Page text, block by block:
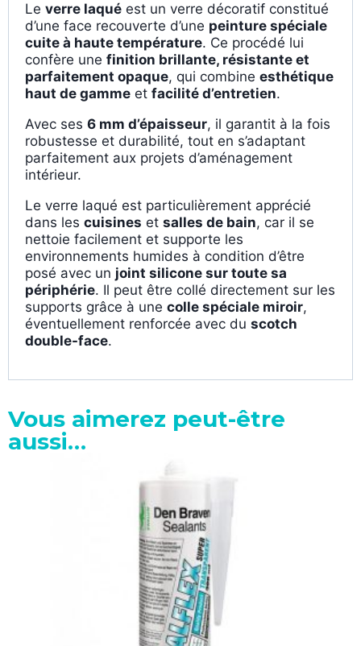
Le verre laqué est un verre décoratif constitué
d’une face recouverte d’une peinture spéciale
cuite à haute température. Ce procédé lui
confère une finition brillante, résistante et
parfaitement opaque, qui combine esthétique
haut de gamme et facilité d’entretien.
Avec ses 6 mm d’épaisseur, il garantit à la fois
robustesse et durabilité, tout en s’adaptant
parfaitement aux projets d’aménagement
intérieur.
Le verre laqué est particulièrement apprécié
dans les cuisines et salles de bain, car il se
nettoie facilement et supporte les
environnements humides à condition d’être
posé avec un joint silicone sur toute sa
périphérie. Il peut être collé directement sur les
supports grâce à une colle spéciale miroir,
éventuellement renforcée avec du scotch
double-face.
Vous aimerez peut-être
aussi…